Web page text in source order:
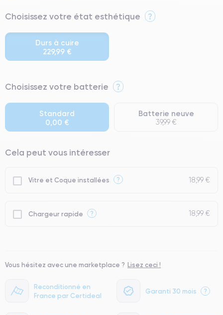
Reconditionné en
France par Certideal
Garanti 30 mois ?
Choisissez votre état esthétique ?
Durs à cuire
229,99 €
⭐ Premium
● Batterie : usage intensif.
● Seuls 5% de nos téléphones ont un grade Premium.
Choisissez votre batterie ?
Standard
0,00 €
Batterie neuve
39,99 €
Cela peut vous intéresser
Vitre et Coque installées ? 18,99 €
Chargeur rapide ? 18,99 €
Vous hésitez avec une marketplace ? Lisez ceci !